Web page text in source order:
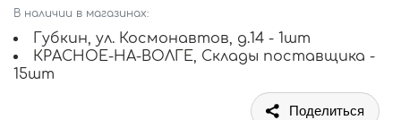
В наличии в магазинах:
Губкин, ул. Космонавтов, д.14 - 1шт
КРАСНОЕ-НА-ВОЛГЕ, Склады поставщика -
15шт
Поделиться